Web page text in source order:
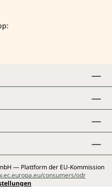
— Plattform der EU-Kommission
consumers/odr